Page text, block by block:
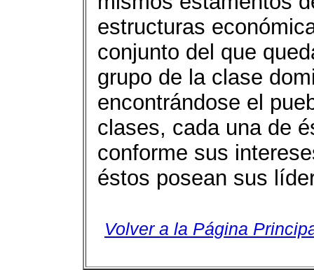
estructuras
conjunto del que
grupo de la clase
encontrándose el
clases, cada una de
conforme sus
éstos posean sus
Volver a la Página